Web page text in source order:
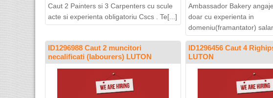
Caut 2 Painters si 3 Carpenters cu scule
acte si experienta obligatoriu Cscs . Te[...]
Ambassador Bakery
doar cu experienta in
domeniu(framantator)
ID1296988 Caut 2 muncitori
necalificati (labourers) LUTON
ID1296456 Caut 4
LUTON